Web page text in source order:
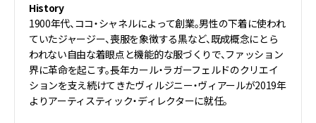
History
1900年代、ココ・シャネルによって創業。男性の下着に使われ
ていたジャージー、喪服を象徴する黒など、既成概念にとら
われない自由な着眼点と機能的な服づくりで、ファッション
界に革命を起こす。長年カール・ラガーフェルドのクリエイ
ションを支え続けてきたヴィルジニー・ヴィアールが2019年
よりアーティスティック・ディレクターに就任。